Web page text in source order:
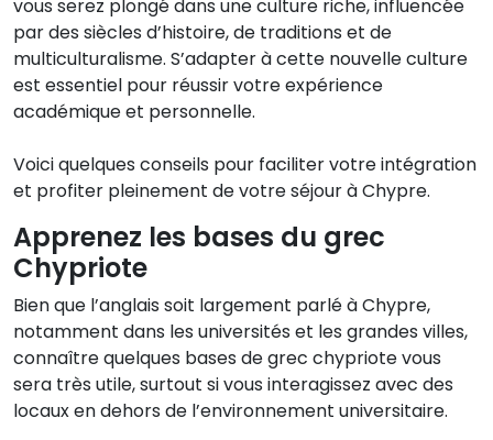
vous serez plongé dans une culture riche, influencée
par des siècles d’histoire, de traditions et de
multiculturalisme. S’adapter à cette nouvelle culture
est essentiel pour réussir votre expérience
académique et personnelle.
Voici quelques conseils pour faciliter votre intégration
et profiter pleinement de votre séjour à Chypre.
Apprenez les bases du grec
Chypriote
Bien que l’anglais soit largement parlé à Chypre,
notamment dans les universités et les grandes villes,
connaître quelques bases de grec chypriote vous
sera très utile, surtout si vous interagissez avec des
locaux en dehors de l’environnement universitaire.